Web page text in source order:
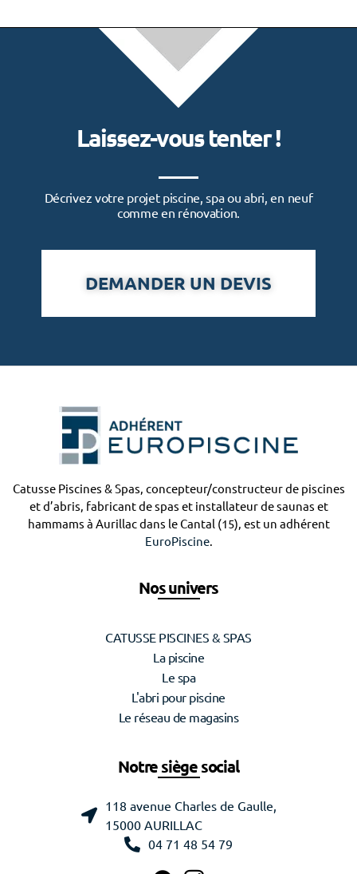
Laissez-vous tenter !
Décrivez votre projet piscine, spa ou abri, en neuf
comme en rénovation.
DEMANDER UN DEVIS
Catusse Piscines & Spas, concepteur/constructeur de piscines
et d’abris, fabricant de spas et installateur de saunas et
hammams à Aurillac dans le Cantal (15), est un adhérent
EuroPiscine.
Nos univers
CATUSSE PISCINES & SPAS
La piscine
Le spa
L'abri pour piscine
Le réseau de magasins
Notre siège social
118 avenue Charles de Gaulle,
15000 AURILLAC
04 71 48 54 79